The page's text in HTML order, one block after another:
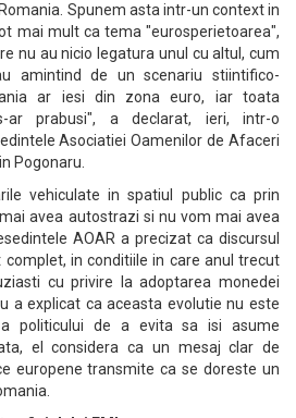
Spunem asta intr-un context in
mai mult ca tema "eurosperietoarea",
nu au nicio legatura unul cu altul, cum
amintind de un scenariu stiintifico-
ar iesi din zona euro, iar toata
ar prabusi", a declarat, ieri, intr-o
Asociatiei Oamenilor de Afaceri
Pogonaru.
vehiculate in spatiul public ca prin
avea autostrazi si nu vom mai avea
AOAR a precizat ca discursul
in conditiile in care anul trecut
cu privire la adoptarea monedei
a explicat ca aceasta evolutie nu este
politicului de a evita sa isi asume
el considera ca un mesaj clar de
europene transmite ca se doreste un